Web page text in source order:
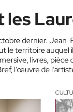
les
dernier.
le territoire auquel
livres,
l’œuvre de